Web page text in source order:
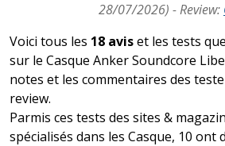
28/07/2026) -Review:
Voici tous les 18 aviset les tests
sur le Casque Anker Soundcore
notes et les commentaires des
review.
Parmis ces tests des sites &
spécialisés dans les Casque, 10